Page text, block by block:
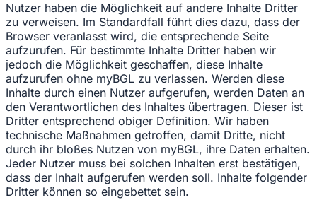
Nutzer haben die Möglichkeit auf andere Inhalte Dritter
zu verweisen. Im Standardfall führt dies dazu, dass der
Browser veranlasst wird, die entsprechende Seite
aufzurufen. Für bestimmte Inhalte Dritter haben wir
jedoch die Möglichkeit geschaffen, diese Inhalte
aufzurufen ohne myBGL zu verlassen. Werden diese
Inhalte durch einen Nutzer aufgerufen, werden Daten an
den Verantwortlichen des Inhaltes übertragen. Dieser ist
Dritter entsprechend obiger Definition. Wir haben
technische Maßnahmen getroffen, damit Dritte, nicht
durch ihr bloßes Nutzen von myBGL, ihre Daten erhalten.
Jeder Nutzer muss bei solchen Inhalten erst bestätigen,
dass der Inhalt aufgerufen werden soll. Inhalte folgender
Dritter können so eingebettet sein.